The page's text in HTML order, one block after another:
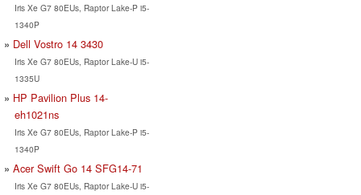
Iris Xe G7 80EUs, Raptor Lake-P i5-
1340P
Dell Vostro 14 3430
Iris Xe G7 80EUs, Raptor Lake-U i5-
1335U
HP Pavilion Plus 14-
eh1021ns
Iris Xe G7 80EUs, Raptor Lake-P i5-
1340P
Acer Swift Go 14 SFG14-71
Iris Xe G7 80EUs, Raptor Lake-U i5-